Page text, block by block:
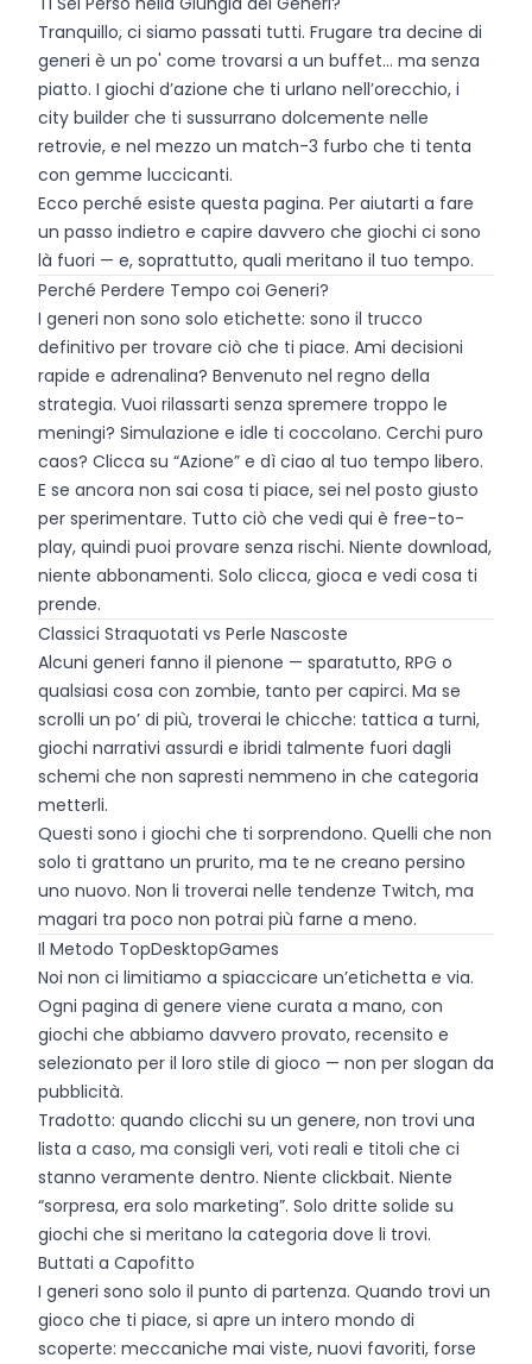
Tranquillo, ci siamo passati tutti. Frugare tra decine di
generi è un po' come trovarsi a un buffet… ma senza
piatto. I giochi d’azione che ti urlano nell’orecchio, i
city builder che ti sussurrano dolcemente nelle
retrovie, e nel mezzo un match-3 furbo che ti tenta
con gemme luccicanti.
Ecco perché esiste questa pagina. Per aiutarti a fare
un passo indietro e capire davvero che giochi ci sono
là fuori — e, soprattutto, quali meritano il tuo tempo.
Perché Perdere Tempo coi Generi?
I generi non sono solo etichette: sono il trucco
definitivo per trovare ciò che ti piace. Ami decisioni
rapide e adrenalina? Benvenuto nel regno della
strategia. Vuoi rilassarti senza spremere troppo le
meningi? Simulazione e idle ti coccolano. Cerchi puro
caos? Clicca su “Azione” e dì ciao al tuo tempo libero.
E se ancora non sai cosa ti piace, sei nel posto giusto
per sperimentare. Tutto ciò che vedi qui è free-to-
play, quindi puoi provare senza rischi. Niente download,
niente abbonamenti. Solo clicca, gioca e vedi cosa ti
prende.
Classici Straquotati vs Perle Nascoste
Alcuni generi fanno il pienone — sparatutto, RPG o
qualsiasi cosa con zombie, tanto per capirci. Ma se
scrolli un po’ di più, troverai le chicche: tattica a turni,
giochi narrativi assurdi e ibridi talmente fuori dagli
schemi che non sapresti nemmeno in che categoria
metterli.
Questi sono i giochi che ti sorprendono. Quelli che non
solo ti grattano un prurito, ma te ne creano persino
uno nuovo. Non li troverai nelle tendenze Twitch, ma
magari tra poco non potrai più farne a meno.
Il Metodo TopDesktopGames
Noi non ci limitiamo a spiaccicare un’etichetta e via.
Ogni pagina di genere viene curata a mano, con
giochi che abbiamo davvero provato, recensito e
selezionato per il loro stile di gioco — non per slogan da
pubblicità.
Tradotto: quando clicchi su un genere, non trovi una
lista a caso, ma consigli veri, voti reali e titoli che ci
stanno veramente dentro. Niente clickbait. Niente
“sorpresa, era solo marketing”. Solo dritte solide su
giochi che si meritano la categoria dove li trovi.
Buttati a Capofitto
I generi sono solo il punto di partenza. Quando trovi un
gioco che ti piace, si apre un intero mondo di
scoperte: meccaniche mai viste, nuovi favoriti, forse